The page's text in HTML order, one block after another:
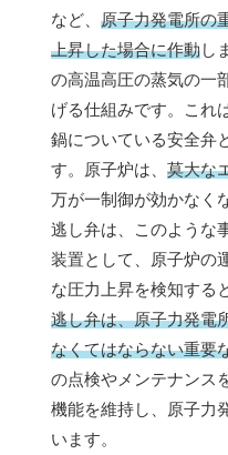
など、 原子力発電所の
上昇した場合に作動し
の高温高圧の蒸気の一
げる仕組みです。これ
鍋についている安全弁
す。原子炉は、 莫大な
万が一制御が効かなく
逃し弁は、このような
装置として、原子炉の
な圧力上昇を検知する
逃し弁は、原子力発電
なくてはならない重要
の点検やメンテナンス
機能を維持し、原子力
います。